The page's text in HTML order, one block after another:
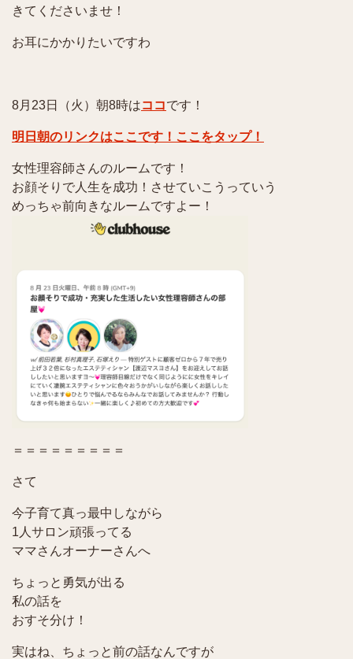
きてくださいませ！
お耳にかかりたいですわ
8月23日（火）朝8時はココです！
明日朝のリンクはここです！ここをタップ！
女性理容師さんのルームです！
お顔そりで人生を成功！させていこうっていう
めっちゃ前向きなルームですよー！
＝＝＝＝＝＝＝＝＝
さて
今子育て真っ最中しながら
1人サロン頑張ってる
ママさんオーナーさんへ
ちょっと勇気が出る
私の話を
おすそ分け！
実はね、ちょっと前の話なんですが